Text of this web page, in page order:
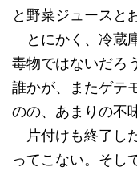
と野菜ジュースと
とにかく、冷蔵
毒物ではないだろ
誰かが、またゲテ
のの、あまりの不
片付けも終了し
ってこない。そし